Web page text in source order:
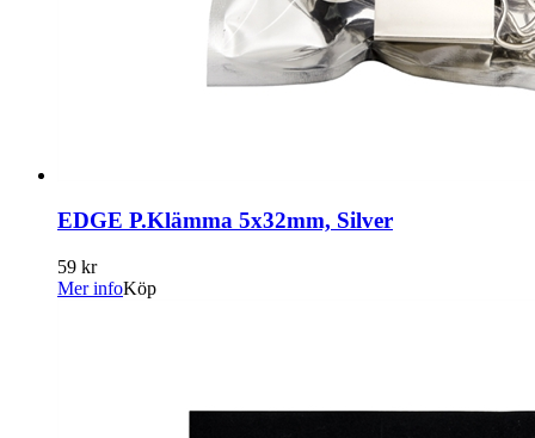
EDGE P.Klämma 5x32mm, Silver
59 kr
Mer infoKöp